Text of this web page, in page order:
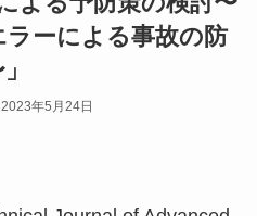
ラーによる事故の防
2023年5月24日